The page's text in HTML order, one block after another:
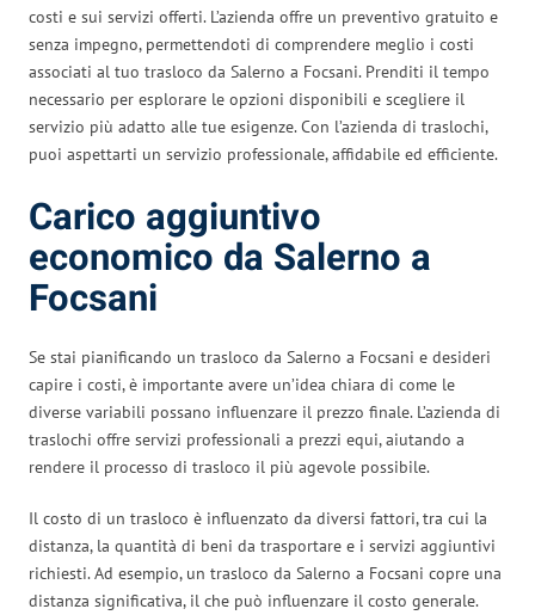
costi e sui servizi offerti. L’azienda offre un preventivo gratuito e
senza impegno, permettendoti di comprendere meglio i costi
associati al tuo trasloco da Salerno a Focsani. Prenditi il tempo
necessario per esplorare le opzioni disponibili e scegliere il
servizio più adatto alle tue esigenze. Con l’azienda di traslochi,
puoi aspettarti un servizio professionale, affidabile ed efficiente.
Carico aggiuntivo
economico da Salerno a
Focsani
Se stai pianificando un trasloco da Salerno a Focsani e desideri
capire i costi, è importante avere un’idea chiara di come le
diverse variabili possano influenzare il prezzo finale. L’azienda di
traslochi offre servizi professionali a prezzi equi, aiutando a
rendere il processo di trasloco il più agevole possibile.
Il costo di un trasloco è influenzato da diversi fattori, tra cui la
distanza, la quantità di beni da trasportare e i servizi aggiuntivi
richiesti. Ad esempio, un trasloco da Salerno a Focsani copre una
distanza significativa, il che può influenzare il costo generale.